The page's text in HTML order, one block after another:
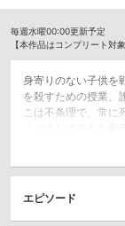
毎週水曜00:00更新予定
【本作品はコンプリート対
身寄りのない子供を
を殺すための授業、
こは不条理で、常に
「どうしてみんな
のシーナはある夜
あどけない願いの物
ドラマ/青春
エピソード